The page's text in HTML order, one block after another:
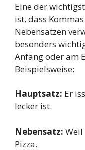
Eine der
ist, dass
Nebensätzen
besonders
Anfang oder am
Beispielsweise:
Hauptsatz: Er
lecker ist.
Nebensatz: Weil
Pizza.